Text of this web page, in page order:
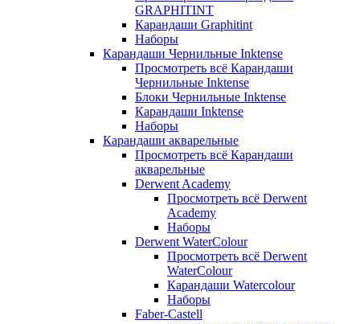
GRAPHITINT
Карандаши Graphitint
Наборы
Карандаши Чернильные Inktense
Просмотреть всё Карандаши
Чернильные Inktense
Блоки Чернильные Inktense
Карандаши Inktense
Наборы
Карандаши акварельные
Просмотреть всё Карандаши
акварельные
Derwent Academy
Просмотреть всё Derwent
Academy
Наборы
Derwent WaterColour
Просмотреть всё Derwent
WaterColour
Карандаши Watercolour
Наборы
Faber-Castell